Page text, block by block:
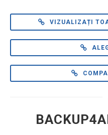
VIZUALIZAȚI